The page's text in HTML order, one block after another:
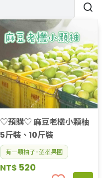
♡預購♡ 麻豆老欉小顆柚
5斤裝、10斤裝
有一顆柚子-堃埊果園
NT$ 520